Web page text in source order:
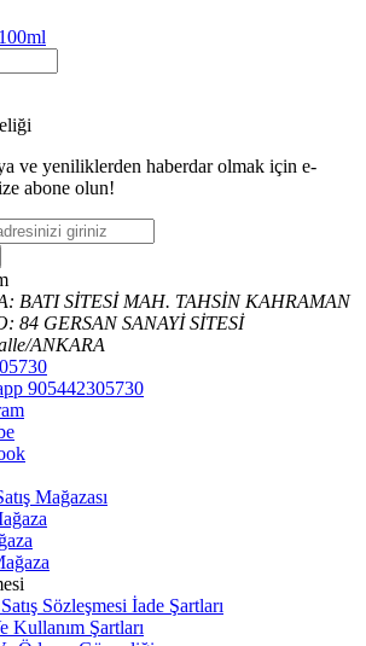
ve yeniliklerden haberdar olmak için e-
abone olun!
BATI SİTESİ MAH. TAHSİN KAHRAMAN
84 GERSAN SANAYİ SİTESİ
ANKARA
905442305730
Mağazası
Sözleşmesi İade Şartları
Kullanım Şartları